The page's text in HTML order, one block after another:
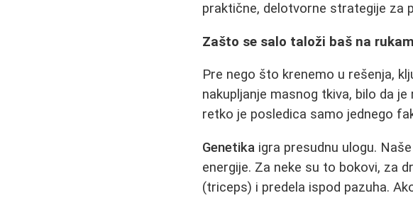
praktične, delotvorne strategije za
Zašto se salo taloži baš na
Pre nego što krenemo u rešenja,
nakupljanje masnog tkiva, bilo da
retko je posledica samo jednego
Genetika igra presudnu ulogu.
energije. Za neke su to bokovi, za
(triceps) i predela ispod pazuha.